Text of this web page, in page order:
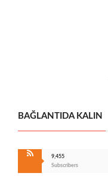
BAĞLANTIDA KALIN
9,455
Subscribers